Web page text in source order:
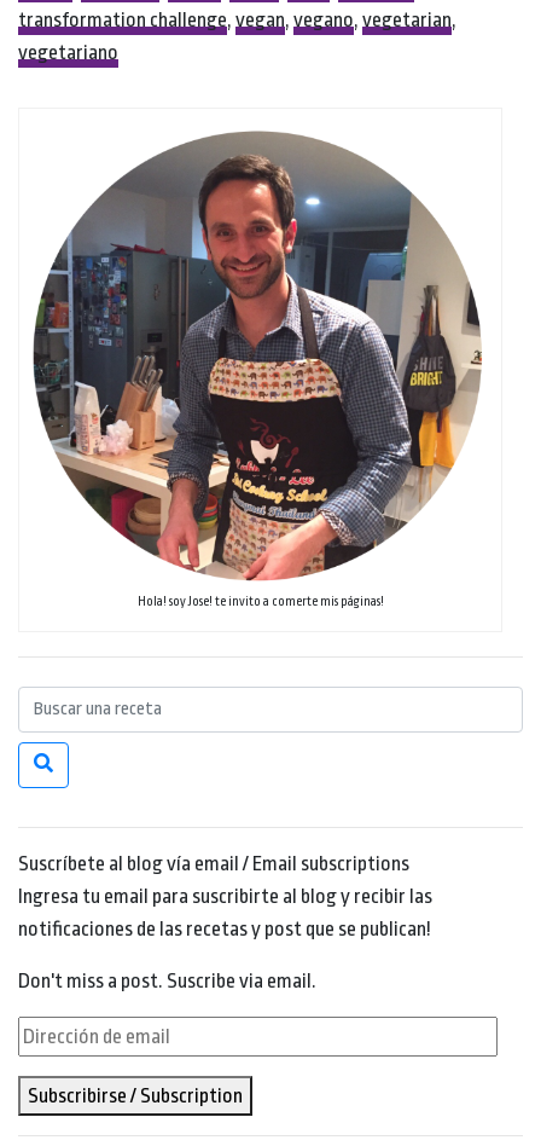
window)window)window)
transformation challenge, vegan, vegano, vegetarian,
vegetariano
Hola! soy Jose! te invito a comerte mis páginas!
Suscríbete al blog vía email / Email subscriptions
Ingresa tu email para suscribirte al blog y recibir las
notificaciones de las recetas y post que se publican!
Don't miss a post. Suscribe via email.
Dirección
de
email
Subscribirse / Subscription